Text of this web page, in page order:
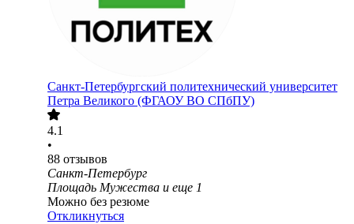
Санкт-Петербургский политехнический университет
Петра Великого (ФГАОУ ВО СПбПУ)
4.1
•
88 отзывов
Санкт-Петербург
Площадь Мужества и еще 1
Можно без резюме
Откликнуться